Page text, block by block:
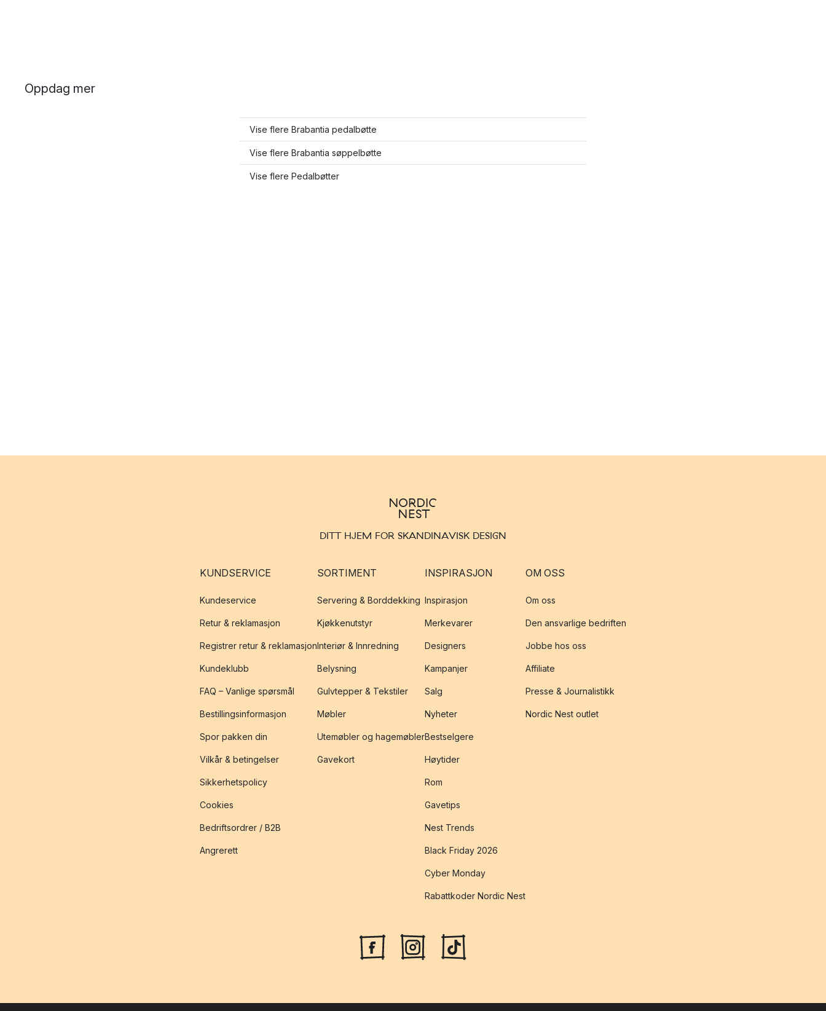
Oppdag mer
Vise flere Brabantia pedalbøtte
Vise flere Brabantia søppelbøtte
Vise flere Pedalbøtter
DITT HJEM FOR SKANDINAVISK DESIGN
KUNDSERVICE
Kundeservice
Retur & reklamasjon
Registrer retur & reklamasjon
Kundeklubb
FAQ – Vanlige spørsmål
Bestillingsinformasjon
Spor pakken din
Vilkår & betingelser
Sikkerhetspolicy
Cookies
Bedriftsordrer / B2B
Angrerett
SORTIMENT
Servering & Borddekking
Kjøkkenutstyr
Interiør & Innredning
Belysning
Gulvtepper & Tekstiler
Møbler
Utemøbler og hagemøbler
Gavekort
INSPIRASJON
Inspirasjon
Merkevarer
Designers
Kampanjer
Salg
Nyheter
Bestselgere
Høytider
Rom
Gavetips
Nest Trends
Black Friday 2026
Cyber Monday
Rabattkoder Nordic Nest
OM OSS
Om oss
Den ansvarlige bedriften
Jobbe hos oss
Affiliate
Presse & Journalistikk
Nordic Nest outlet